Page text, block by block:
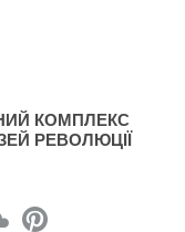
КОМПЛЕКС
РЕВОЛЮЦІЇ